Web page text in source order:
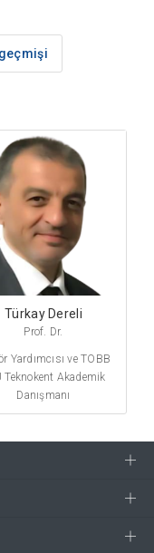
Türkay Dereli
Prof. Dr.
Yardımcısı ve TOBB
Teknokent Akademik
Danışmanı